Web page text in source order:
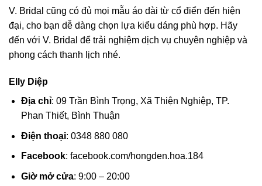
V. Bridal cũng có đủ mọi mẫu áo dài từ cổ điển đến hiện
đại, cho bạn dễ dàng chọn lựa kiểu dáng phù hợp. Hãy
đến với V. Bridal để trải nghiệm dịch vụ chuyên nghiệp và
phong cách thanh lịch nhé.
Elly Diệp
Địa chỉ: 09 Trần Bình Trọng, Xã Thiện Nghiệp, TP.
Phan Thiết, Bình Thuận
Điện thoại: 0348 880 080
Facebook: facebook.com/hongden.hoa.184
Giờ mở cửa: 9:00 – 20:00